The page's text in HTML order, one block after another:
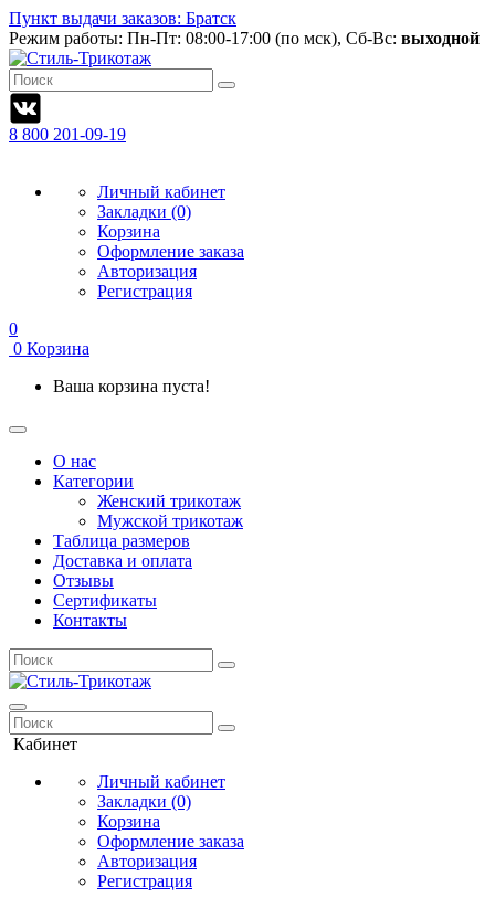
Пункт выдачи заказов: Братск
Режим работы: Пн-Пт: 08:00-17:00 (по мск), Сб-Вс: выходной
8 800 201-09-19
Личный кабинет
Закладки (0)
Корзина
Оформление заказа
Авторизация
Регистрация
0
0 Корзина
Ваша корзина пуста!
О нас
Категории
Женский трикотаж
Мужской трикотаж
Таблица размеров
Доставка и оплата
Отзывы
Сертификаты
Контакты
Кабинет
Личный кабинет
Закладки (0)
Корзина
Оформление заказа
Авторизация
Регистрация